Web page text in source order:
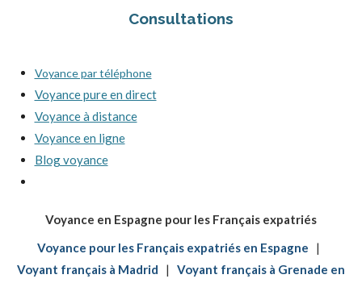
Consultations
Voyance par téléphone
Voyance pure en direct
Voyance à distance
Voyance en ligne
Blog voyance
Voyance en Espagne pour les Français expatriés
Voyance pour les Français expatriés en Espagne
|
Voyant français à Madrid
| Voyant français à Grenade en